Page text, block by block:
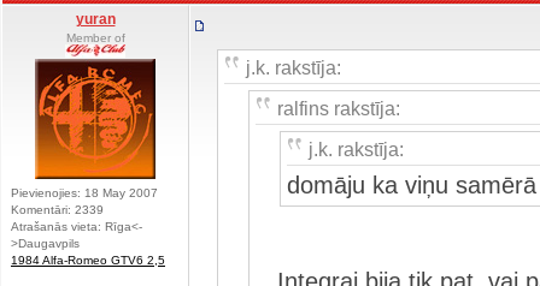
yuran
Member of
Pievienojies: 18 May 2007
Komentāri: 2339
Atrašanās vieta: Rīga<-
>Daugavpils
1984 Alfa-Romeo GTV6 2,5
j.k. rakstīja:
ralfins rakstīja:
j.k. rakstīja:
domāju ka viņu